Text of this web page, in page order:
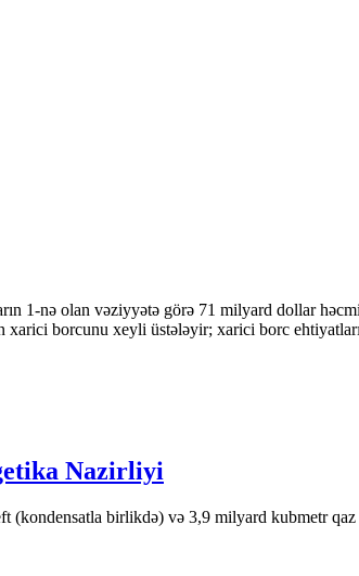
1-nə olan vəziyyətə görə 71 milyard dollar
borcunu xeyli üstələyir; xarici borc
Nazirliyi
(kondensatla birlikdə) və 3,9 milyard kubmetr